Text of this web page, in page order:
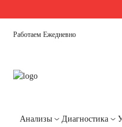
Работаем Ежедневно
Анализы Диагностика
Главная/Врачебные услуги